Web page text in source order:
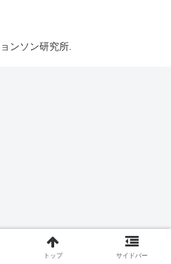
ンソン研究所.
トップ サイドバー